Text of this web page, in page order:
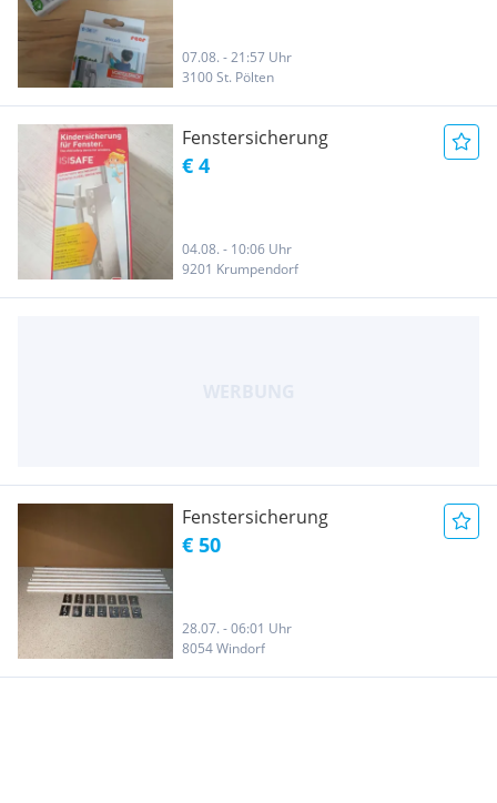
07.08. - 21:57 Uhr
3100 St. Pölten
Fenstersicherung
€ 4
04.08. - 10:06 Uhr
9201 Krumpendorf
Fenstersicherung
€ 50
28.07. - 06:01 Uhr
8054 Windorf